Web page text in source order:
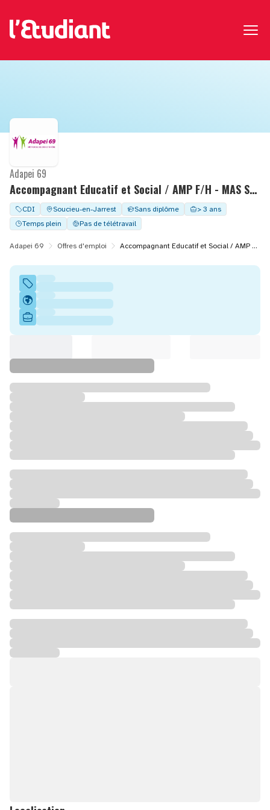
Accompagnant Educatif et Social / AMP F/H - MAS SOLEIL
Adapei 69
CDI Soucieu-en-Jarrest Sans diplôme
> 3 ans
Temps plein
Pas de télétravail
Adapei 69 Offres d'emploi Accompagnant Educatif et Social / AMP F/H - MAS SOLEIL